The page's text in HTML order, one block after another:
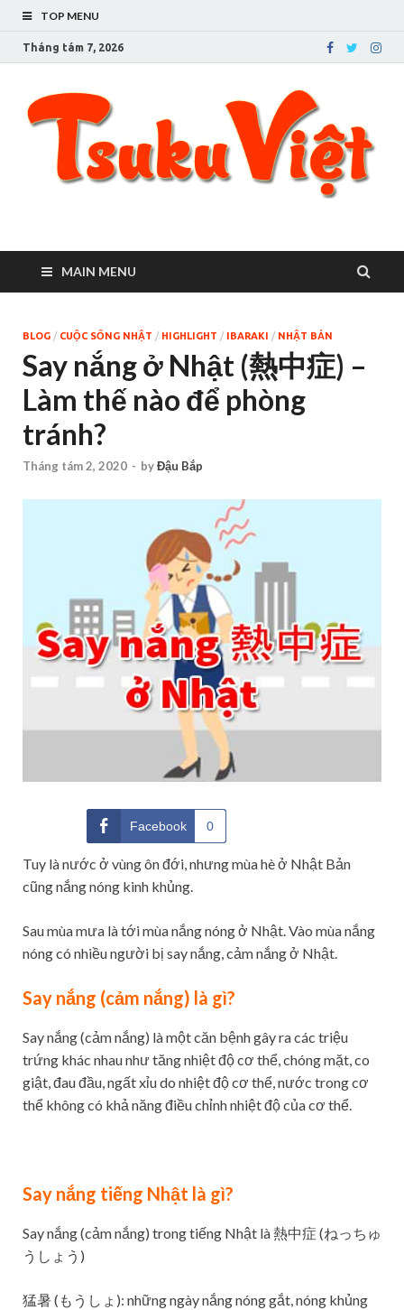
TOP MENU
Tháng tám 7, 2026
Tsuku Việt – Cuộc sống
ở thành phố Tsukuba
MAIN MENU
BLOG / CUỘC SỐNG NHẬT / HIGHLIGHT / IBARAKI / NHẬT BẢN
Say nắng ở Nhật (熱中症) –
Làm thế nào để phòng
tránh?
Tháng tám 2, 2020 - byĐậu Bắp
Facebook 0
Tuy là nước ở vùng ôn đới, nhưng mùa hè ở Nhật Bản
cũng nắng nóng kinh khủng.
Sau mùa mưa là tới mùa nắng nóng ở Nhật. Vào mùa nắng
nóng có nhiều người bị say nắng, cảm nắng ở Nhật.
Say nắng (cảm nắng) là gì?
Say nắng (cảm nắng) là một căn bệnh gây ra các triệu
trứng khác nhau như tăng nhiệt độ cơ thể, chóng mặt, co
giật, đau đầu, ngất xỉu do nhiệt độ cơ thể, nước trong cơ
thể không có khả năng điều chỉnh nhiệt độ của cơ thể.
Say nắng tiếng Nhật là gì?
Say nắng (cảm nắng) trong tiếng Nhật là 熱中症 (ねっちゅ
うしょう)
猛暑 (もうしょ): những ngày nắng nóng gắt, nóng khủng